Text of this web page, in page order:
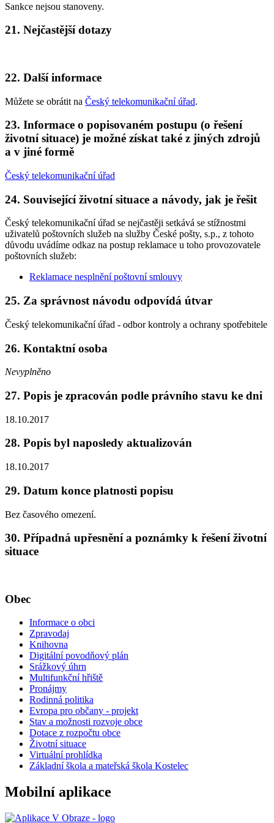
Sankce nejsou stanoveny.
21. Nejčastější dotazy
22. Další informace
Můžete se obrátit na Český telekomunikační úřad.
23. Informace o popisovaném postupu (o řešení
životní situace) je možné získat také z jiných zdrojů
a v jiné formě
Český telekomunikační úřad
24. Související životní situace a návody, jak je řešit
Český telekomunikační úřad se nejčastěji setkává se stížnostmi
uživatelů poštovních služeb na služby České pošty, s.p., z tohoto
důvodu uvádíme odkaz na postup reklamace u toho provozovatele
poštovních služeb:
Reklamace nesplnění poštovní smlouvy
25. Za správnost návodu odpovídá útvar
Český telekomunikační úřad - odbor kontroly a ochrany spotřebitele
26. Kontaktní osoba
Nevyplněno
27. Popis je zpracován podle právního stavu ke dni
18.10.2017
28. Popis byl naposledy aktualizován
18.10.2017
29. Datum konce platnosti popisu
Bez časového omezení.
30. Případná upřesnění a poznámky k řešení životní
situace
Obec
Informace o obci
Zpravodaj
Knihovna
Digitální povodňový plán
Srážkový úhrn
Multifunkční hřiště
Pronájmy
Rodinná politika
Evropa pro občany - projekt
Stav a možnosti rozvoje obce
Dotace z rozpočtu obce
Životní situace
Virtuální prohlídka
Základní škola a mateřská škola Kostelec
Mobilní aplikace